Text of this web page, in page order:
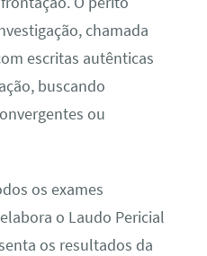
chamada
escritas autênticas
buscando
ou
os exames
o Laudo Pericial
os resultados da